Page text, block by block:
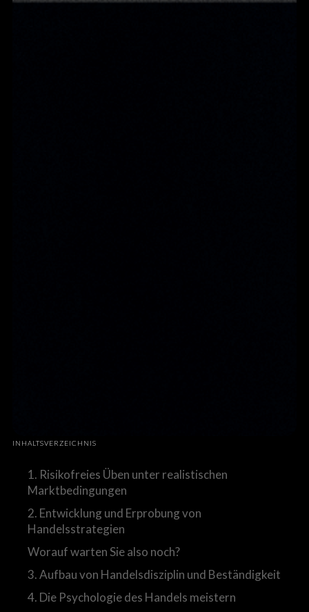
INHALTSVERZEICHNIS
1. Risikofreies Üben unter realistischen
Marktbedingungen
2. Entwicklung und Erprobung von
Handelsstrategien
Worauf warten Sie also noch?
3. Aufbau von Handelsdisziplin und Beständigkeit
4. Die Psychologie des Handels meistern